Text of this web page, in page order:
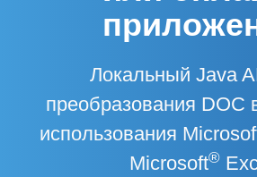
Локальный Java
преобразования DOC
использования
Microsoft®